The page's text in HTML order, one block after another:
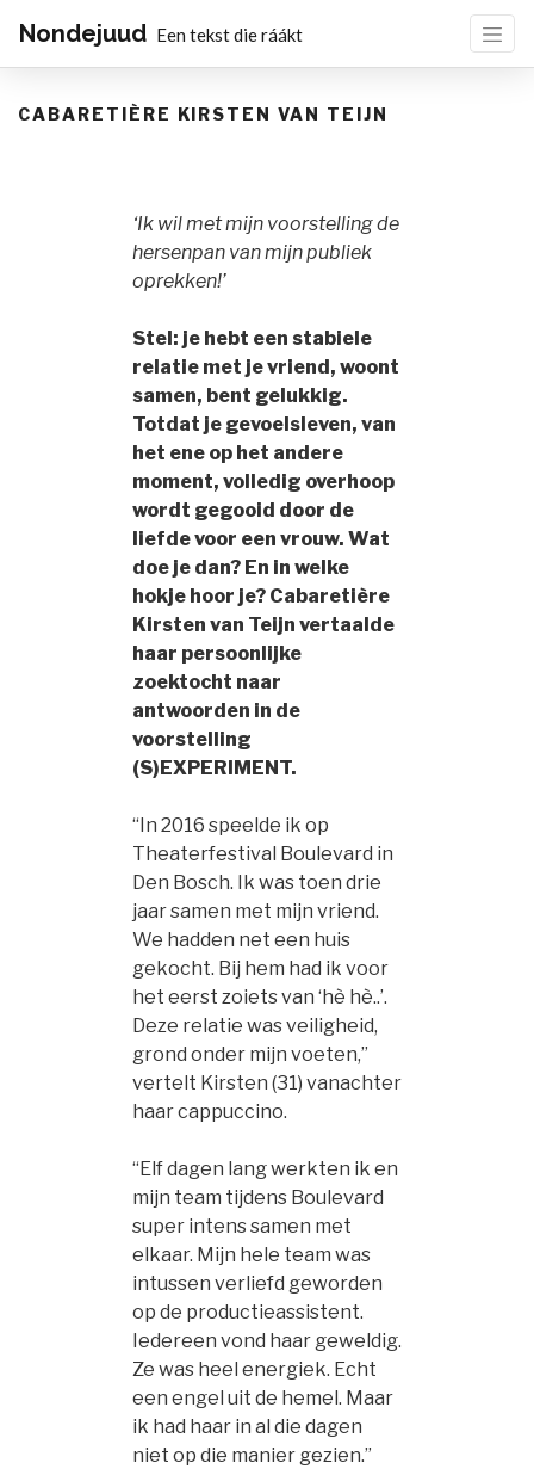
Nondejuud Een tekst die ráákt
CABARETIÈRE KIRSTEN VAN TEIJN
‘Ik wil met mijn voorstelling de
hersenpan van mijn publiek
oprekken!’
Stel: je hebt een stabiele
relatie met je vriend, woont
samen, bent gelukkig.
Totdat je gevoelsleven, van
het ene op het andere
moment, volledig overhoop
wordt gegooid door de
liefde voor een vrouw. Wat
doe je dan? En in welke
hokje hoor je? Cabaretière
Kirsten van Teijn vertaalde
haar persoonlijke
zoektocht naar
antwoorden in de
voorstelling
(S)EXPERIMENT.
“In 2016 speelde ik op
Theaterfestival Boulevard in
Den Bosch. Ik was toen drie
jaar samen met mijn vriend.
We hadden net een huis
gekocht. Bij hem had ik voor
het eerst zoiets van ‘hè hè..’.
Deze relatie was veiligheid,
grond onder mijn voeten,”
vertelt Kirsten (31) vanachter
haar cappuccino.
“Elf dagen lang werkten ik en
mijn team tijdens Boulevard
super intens samen met
elkaar. Mijn hele team was
intussen verliefd geworden
op de productieassistent.
Iedereen vond haar geweldig.
Ze was heel energiek. Echt
een engel uit de hemel. Maar
ik had haar in al die dagen
niet op die manier gezien.”